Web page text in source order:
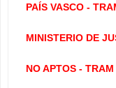
PAÍS VASCO -
MINISTERIO DE
NO APTOS -